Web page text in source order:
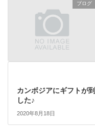
ブログ
カンボジアにギフトが
した♪
2020年8月18日